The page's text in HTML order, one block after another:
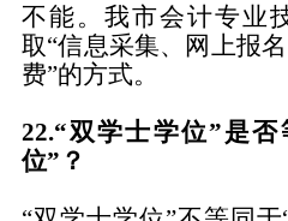
不能。我市会计专业
取“信息采集、网上报
费”的方式。
22.“双学士学位”是
位”？